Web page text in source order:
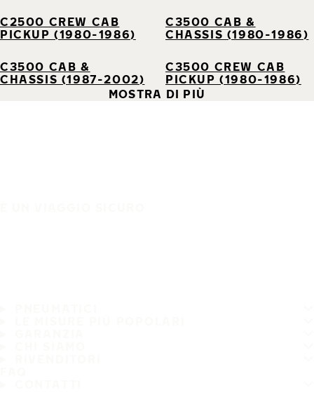
C2500 CREW CAB
PICKUP (1980-1986)
C3500 CAB &
CHASSIS (1980-1986)
C3500 CAB &
CHASSIS (1987-2002)
C3500 CREW CAB
PICKUP (1980-1986)
MOSTRA DI PIÙ